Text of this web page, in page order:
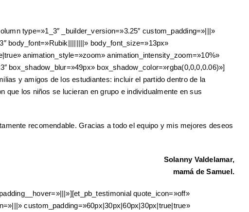
type=»1_3″ _builder_version=»3.25″ custom_padding=»|||»
body_font=»Rubik||||||||» body_font_size=»13px»
animation_style=»zoom» animation_intensity_zoom=»10%»
box_shadow_blur=»49px» box_shadow_color=»rgba(0,0,0,0.06)»]
y amigos de los estudiantes: incluir el partido dentro de la
que los niños se lucieran en grupo e individualmente en sus
recomendable. Gracias a todo el equipo y mis mejores deseos
Solanny Valdelamar,
mamá de Samuel.
quote_icon=»off»
custom_padding=»60px|30px|60px|30px|true|true»